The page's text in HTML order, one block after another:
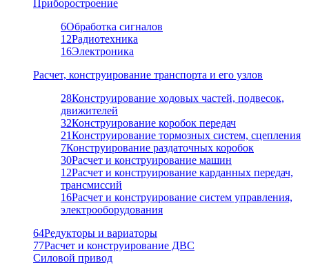
Приборостроение
6Обработка сигналов
12Радиотехника
16Электроника
Расчет, конструирование транспорта и его узлов
28Конструирование ходовых частей, подвесок,
движителей
32Конструирование коробок передач
21Конструирование тормозных систем, сцепления
7Конструирование раздаточных коробок
30Расчет и конструирование машин
12Расчет и конструирование карданных передач,
трансмиссий
16Расчет и конструирование систем управления,
электрооборудования
64Редукторы и вариаторы
77Расчет и конструирование ДВС
Силовой привод